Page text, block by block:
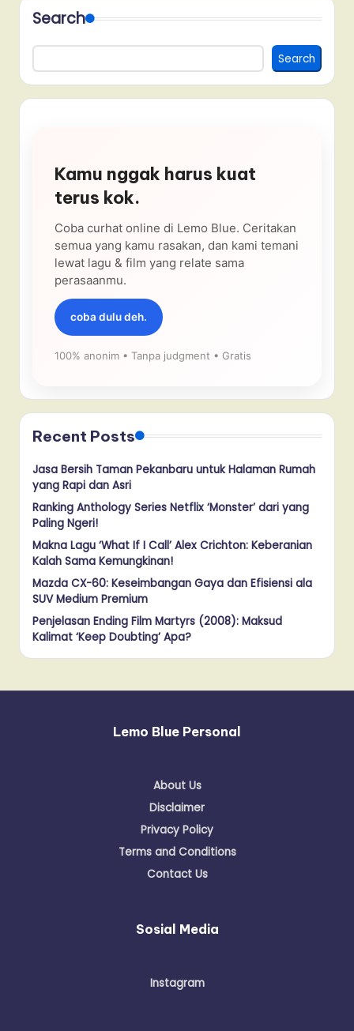
Search
Search
Kamu nggak harus kuat
terus kok.
Coba curhat online di Lemo Blue. Ceritakan
semua yang kamu rasakan, dan kami temani
lewat lagu & film yang relate sama
perasaanmu.
coba dulu deh.
100% anonim • Tanpa judgment • Gratis
Recent Posts
Jasa Bersih Taman Pekanbaru untuk Halaman Rumah
yang Rapi dan Asri
Ranking Anthology Series Netflix ‘Monster’ dari yang
Paling Ngeri!
Makna Lagu ‘What If I Call’ Alex Crichton: Keberanian
Kalah Sama Kemungkinan!
Mazda CX-60: Keseimbangan Gaya dan Efisiensi ala
SUV Medium Premium
Penjelasan Ending Film Martyrs (2008): Maksud
Kalimat ‘Keep Doubting’ Apa?
Lemo Blue Personal
About Us
Disclaimer
Privacy Policy
Terms and Conditions
Contact Us
Sosial Media
Instagram